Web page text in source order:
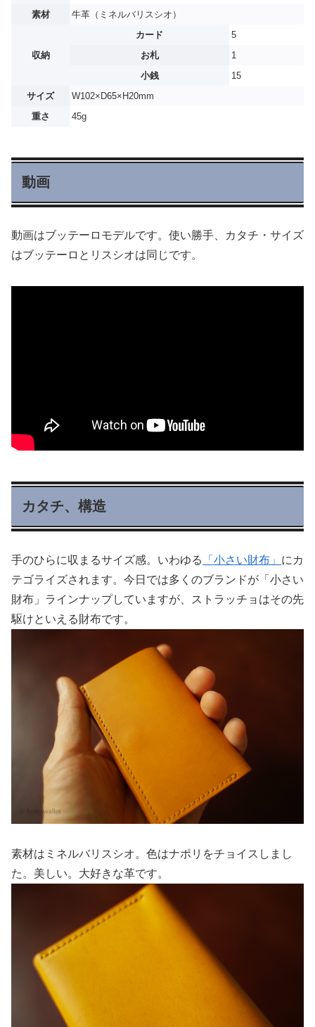
素材
牛革（ミネルバリスシオ）
収納
カード
5
お札
1
小銭
15
サイズ
W102×D65×H20mm
重さ
45g
動画
動画はブッテーロモデルです。使い勝手、カタチ・サイズ
はブッテーロとリスシオは同じです。
カタチ、構造
手のひらに収まるサイズ感。いわゆる 「小さい財布」 にカ
テゴライズされます。今日では多くのブランドが「小さい
財布」ラインナップしていますが、ストラッチョはその先
駆けといえる財布です。
素材はミネルバリスシオ。色はナポリをチョイスしまし
た。美しい。大好きな革です。